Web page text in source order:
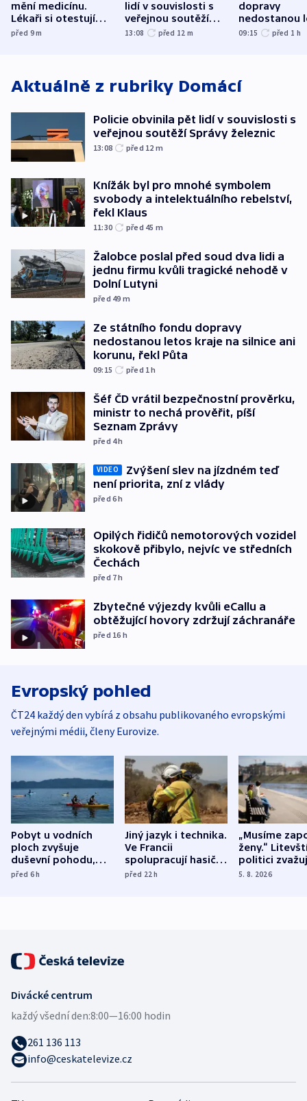
mění medicínu.
Lékaři si otestují
každý řez, říká
před 9m
lidí v souvislosti s
veřejnou soutěží
Správy železnic
13:08 před 12 m
dopravy
nedostanou
kraje na
09:15 před 1 h
Aktuálně z rubriky Domácí
Policie obvinila pět lidí v souvislosti s
veřejnou soutěží Správy železnic
13:08 před 12 m
Knížák byl pro mnohé symbolem
svobody a intelektuálního rebelství,
řekl Klaus
11:30 před 45 m
Žalobce poslal před soud dva lidi a
jednu firmu kvůli tragické nehodě v
Dolní Lutyni
před 49 m
Ze státního fondu dopravy
nedostanou letos kraje na silnice ani
korunu, řekl Půta
09:15 před 1h
Šéf ČD vrátil bezpečnostní prověrku,
ministr to nechá prověřit, píší
Seznam Zprávy
před 4h
VIDEO
Zvýšení slev na jízdném teď
není priorita, zní z vlády
před 6h
Opilých řidičů nemotorových vozidel
skokově přibylo, nejvíc ve středních
Čechách
před 7h
Zbytečné výjezdy kvůli eCallu a
obtěžující hovory zdržují záchranáře
před 16 h
Evropský pohled
ČT24 každý den vybírá z obsahu publikovaného evropskými
veřejnými médii, členy Eurovize.
Pobyt u vodních
ploch zvyšuje
duševní pohodu,
ukázala
před 6h
Jiný jazyk i technika.
Ve Francii
spolupracují hasiči z
různých zemí
před 22h
„Musíme
ženy.“
politici
dohodu o
5. 8. 2026
Divácké centrum
každý všední den:8:00—16:00 hodin
261 136 113
info@ceskatelevize.cz